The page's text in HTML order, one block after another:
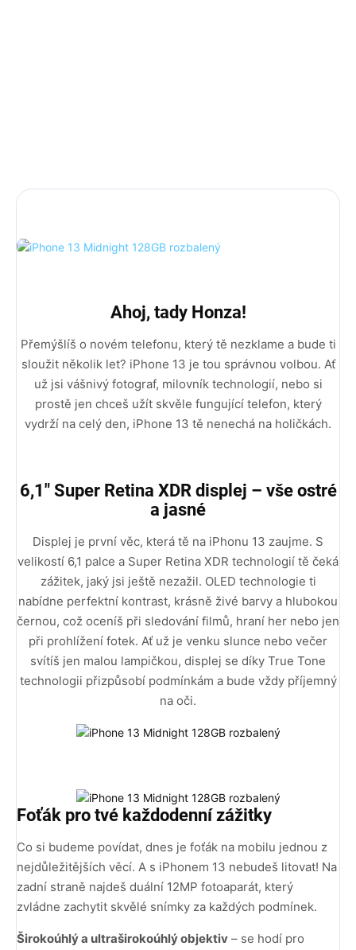
Ahoj, tady Honza!
Přemýšlíš o novém telefonu, který tě nezklame a bude ti
sloužit několik let? iPhone 13 je tou správnou volbou. Ať
už jsi vášnivý fotograf, milovník technologií, nebo si
prostě jen chceš užít skvěle fungující telefon, který
vydrží na celý den, iPhone 13 tě nenechá na holičkách.
6,1" Super Retina XDR displej – vše ostré
a jasné
Displej je první věc, která tě na iPhonu 13 zaujme. S
velikostí 6,1 palce a Super Retina XDR technologií tě čeká
zážitek, jaký jsi ještě nezažil. OLED technologie ti
nabídne perfektní kontrast, krásně živé barvy a hlubokou
černou, což oceníš při sledování filmů, hraní her nebo jen
při prohlížení fotek. Ať už je venku slunce nebo večer
svítíš jen malou lampičkou, displej se díky True Tone
technologii přizpůsobí podmínkám a bude vždy příjemný
na oči.
Foťák pro tvé každodenní zážitky
Co si budeme povídat, dnes je foťák na mobilu jednou z
nejdůležitějších věcí. A s iPhonem 13 nebudeš litovat! Na
zadní straně najdeš duální 12MP fotoaparát, který
zvládne zachytit skvělé snímky za každých podmínek.
Širokoúhlý a ultraširokoúhlý objektiv – se hodí pro